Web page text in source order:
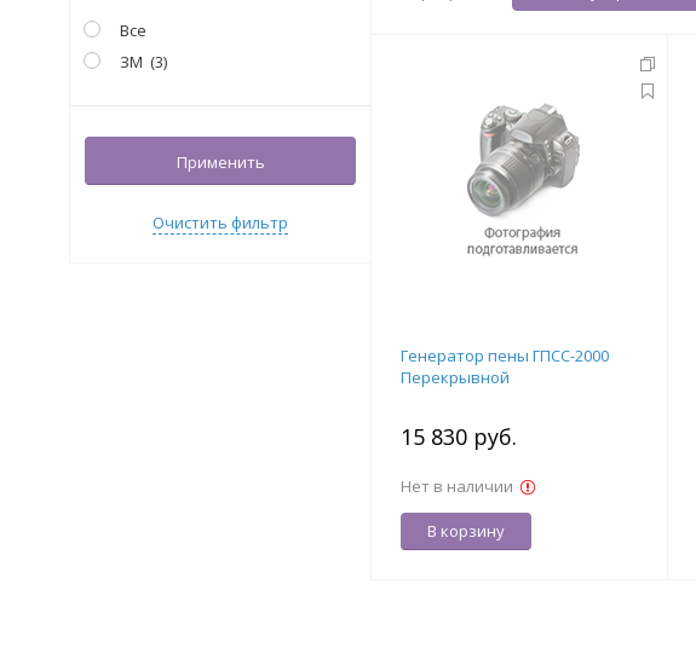
Все
ЗМ (3)
Применить
Очистить фильтр
Генератор пены ГПСС-2000
Перекрывной
15 830 руб.
Нет в наличии
В корзину